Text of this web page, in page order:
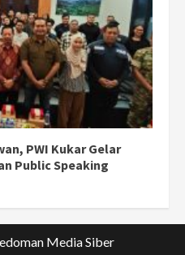
PWI Kukar Gelar
Public Speaking
Media Siber